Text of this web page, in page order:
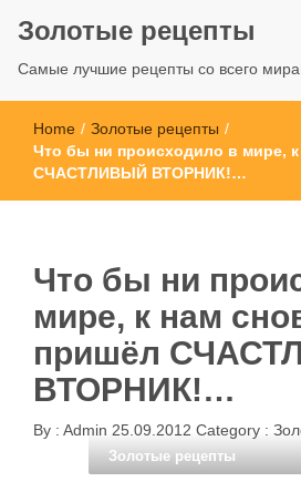
Золотые рецепты
Самые лучшие рецепты со всего
Home / Золотые рецепты /
Что бы ни происходило в мире,
СЧАСТЛИВЫЙ ВТОРНИК!…
Что бы ни
мире, к нам
пришёл
ВТОРНИК!…
By : Admin 25.09.2012 Category :
Золотые рецепты